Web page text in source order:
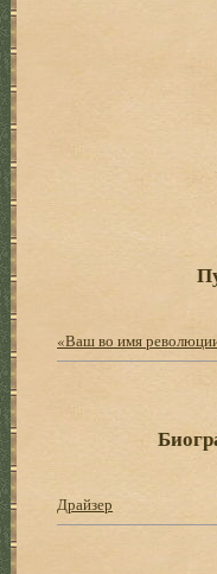
«Ваш во имя
Драйзер